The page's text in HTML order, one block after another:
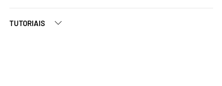
TUTORIAIS